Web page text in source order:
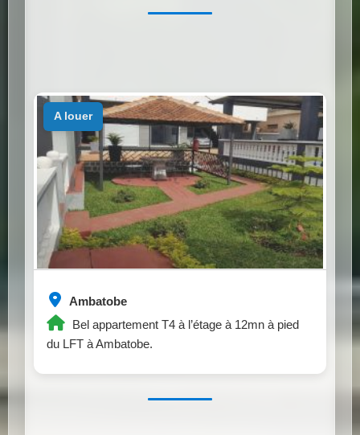
Ambatobe
Bel appartement T4 à l’étage à 12mn à pied
du LFT à Ambatobe.
a louer